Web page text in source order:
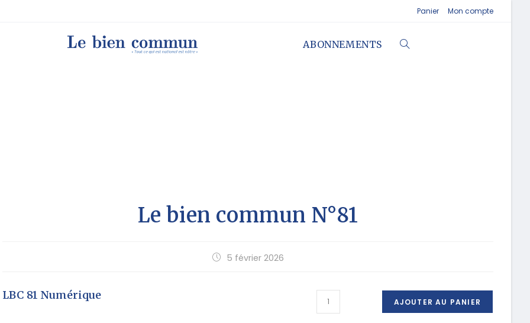
Panier Mon compte
ABONNEMENTS
Le bien commun N°81
5 février 2026
LBC 81 Numérique
AJOUTER AU PANIER